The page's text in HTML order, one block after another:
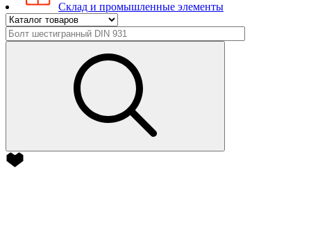
Склад и промышленные элементы